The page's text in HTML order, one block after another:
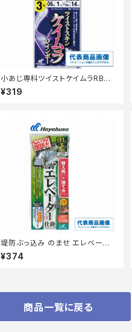
小あじ専科ツイストケイムラRB6
本3-6【継続セール_仕掛】
¥319
堤防ぶっ込み のませ エレベータ
ー仕掛 HD301ー12ー6
¥374
商品一覧に戻る